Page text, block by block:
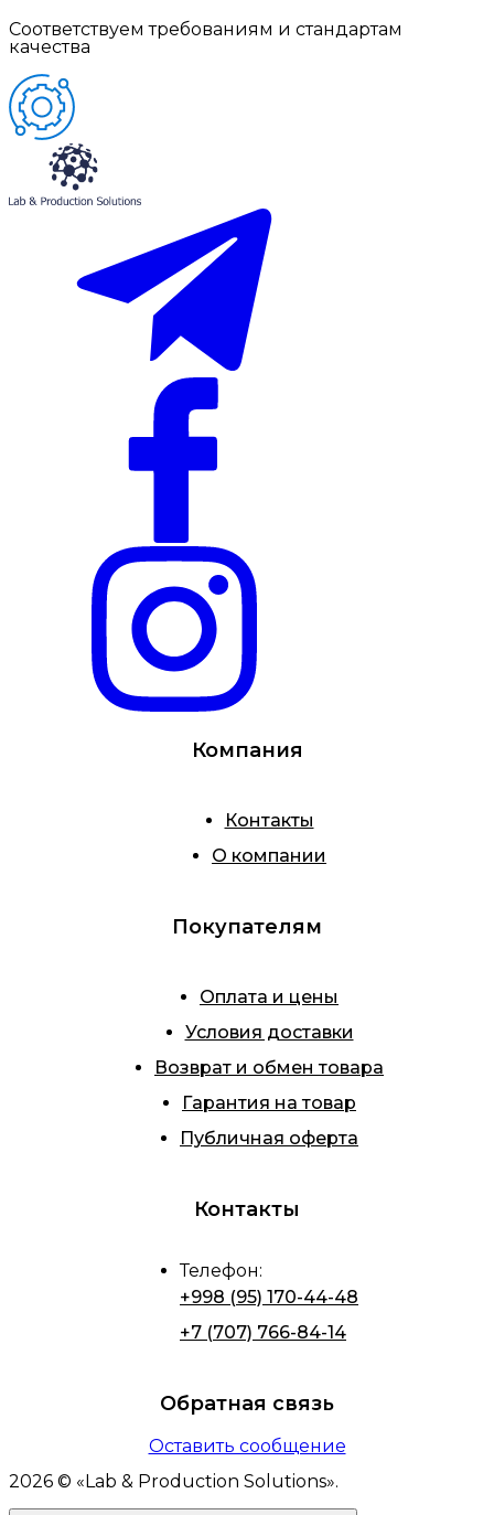
Соответствуем требованиям и стандартам
качества
Компания
Контакты
О компании
Покупателям
Оплата и цены
Условия доставки
Возврат и обмен товара
Гарантия на товар
Публичная оферта
Контакты
Телефон:
+998 (95) 170-44-48
+7 (707) 766-84-14
Обратная связь
Оставить сообщение
2026 © « Lab & Production Solutions».